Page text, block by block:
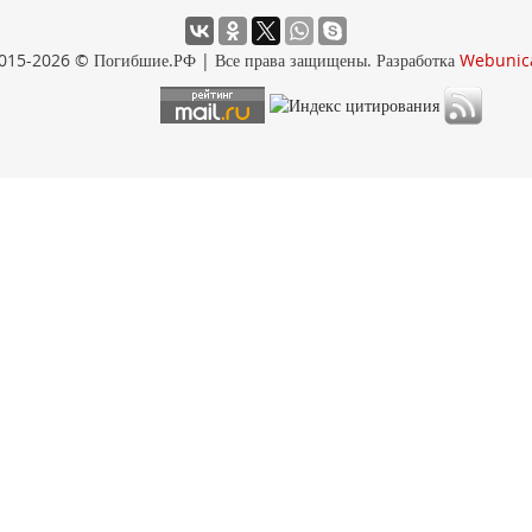
2026 © Погибшие.РФ | Все права защищены. Разработка